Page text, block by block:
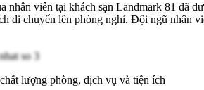
nhân viên tại khách sạn Landmark 81
di chuyển lên phòng nghỉ. Đội ngũ nhân
lượng phòng, dịch vụ và tiện ích